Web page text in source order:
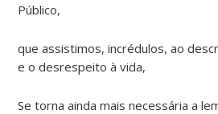
Público,
que assistimos, incrédulos, ao
e o desrespeito à vida,
Se torna ainda mais necessária a